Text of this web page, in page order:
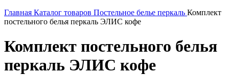
Главная Каталог товаров Постельное белье перкаль Комплект
постельного белья перкаль ЭЛИС кофе
Комплект постельного белья
перкаль ЭЛИС кофе